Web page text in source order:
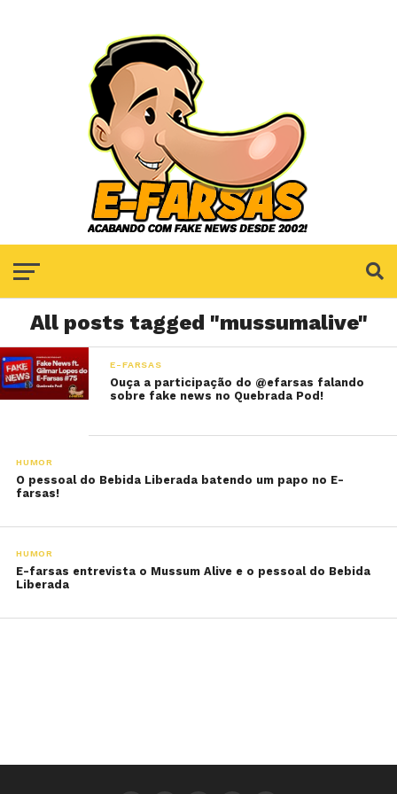
All posts tagged "mussumalive"
E-FARSAS
Ouça a participação do @efarsas falando
sobre fake news no Quebrada Pod!
HUMOR
O pessoal do Bebida Liberada batendo um papo no E-
farsas!
HUMOR
E-farsas entrevista o Mussum Alive e o pessoal do Bebida
Liberada